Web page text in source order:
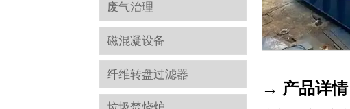
废气治理
磁混凝设备
纤维转盘过滤器
→ 产品详情